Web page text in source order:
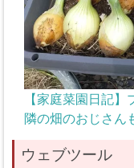
【家庭菜園日記
隣の畑のおじさん
ウェブツール